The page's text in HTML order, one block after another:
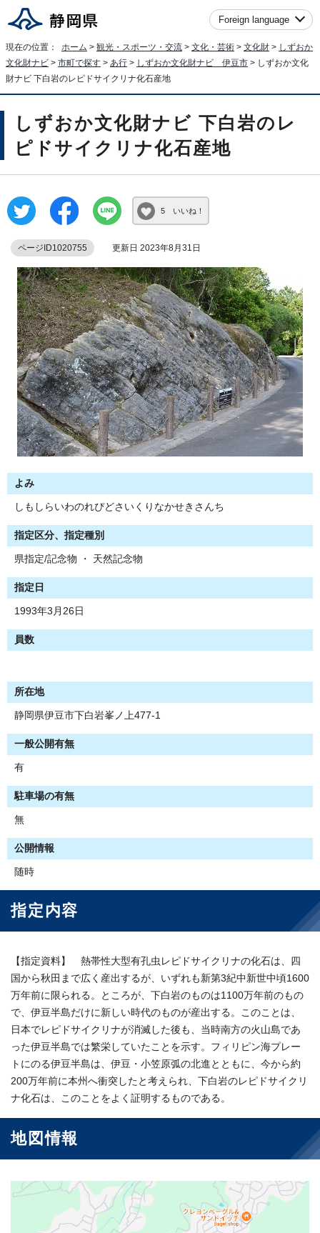
Foreign language
現在の位置： ホーム > 観光・スポーツ・交流 > 文化・芸術 > 文化財 > しずおか
文化財ナビ > 市町で探す > あ行 > しずおか文化財ナビ 伊豆市 > しずおか文化
財ナビ 下白岩のレピドサイクリナ化石産地
しずおか文化財ナビ 下白岩のレ
ピドサイクリナ化石産地
5 いいね！
ページID1020755 更新日 2023年8月31日
よみ
しもしらいわのれぴどさいくりなかせきさんち
指定区分、指定種別
県指定/記念物 ・ 天然記念物
指定日
1993年3月26日
員数
所在地
静岡県伊豆市下白岩峯ノ上477-1
一般公開有無
有
駐車場の有無
無
公開情報
随時
指定内容
【指定資料】 熱帯性大型有孔虫レピドサイクリナの化石は、四
国から秋田まで広く産出するが、いずれも新第3紀中新世中頃1600
万年前に限られる。ところが、下白岩のものは1100万年前のもの
で、伊豆半島だけに新しい時代のものが産出する。このことは、
日本でレピドサイクリナが消滅した後も、当時南方の火山島であ
った伊豆半島では繁栄していたことを示す。フィリピン海プレー
トにのる伊豆半島は、伊豆・小笠原弧の北進とともに、今から約
200万年前に本州へ衝突したと考えられ、下白岩のレピドサイクリ
ナ化石は、このことをよく証明するものである。
地図情報